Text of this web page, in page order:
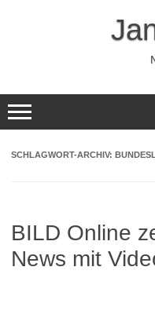
SCHLAGWORT-ARCHIV:
BILD Online
News mit